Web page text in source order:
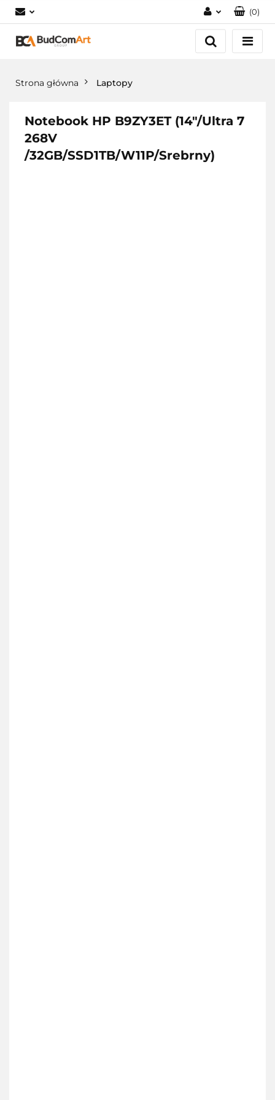
Zaloguj się
(0)
Strona główna Laptopy
Notebook HP B9ZY3ET (14"/Ultra 7
268V
/32GB/SSD1TB/W11P/Srebrny)